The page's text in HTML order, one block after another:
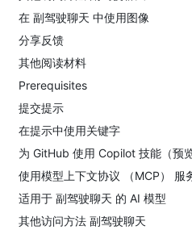
在 副驾驶聊天 中使用图像
分享反馈
其他阅读材料
Prerequisites
提交提示
在提示中使用关键字
为 GitHub 使用 Copilot 技能（预览
使用模型上下文协议 （MCP） 服
适用于 副驾驶聊天 的 AI 模型
其他访问方法 副驾驶聊天